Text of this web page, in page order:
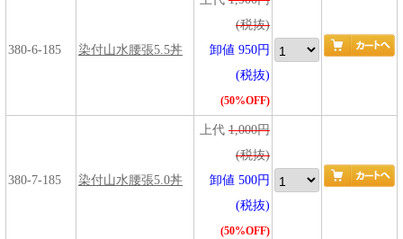
380-6-185 染付山水腰張5.5丼
(税抜)
卸値 950円
(税抜)
(50%OFF)
380-7-185 染付山水腰張5.0丼
上代 1,000円
(税抜)
卸値 500円
(税抜)
(50%OFF)